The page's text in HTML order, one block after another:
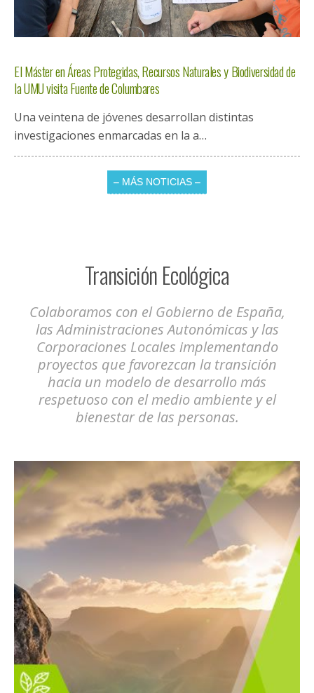
El Máster en Áreas Protegidas, Recursos Naturales y Biodiversidad de
la UMU visita Fuente de Columbares
Una veintena de jóvenes desarrollan distintas
investigaciones enmarcadas en la a…
– MÁS NOTICIAS –
Transición Ecológica
Colaboramos con el Gobierno de España,
las Administraciones Autonómicas y las
Corporaciones Locales implementando
proyectos que favorezcan la transición
hacia un modelo de desarrollo más
respetuoso con el medio ambiente y el
bienestar de las personas.